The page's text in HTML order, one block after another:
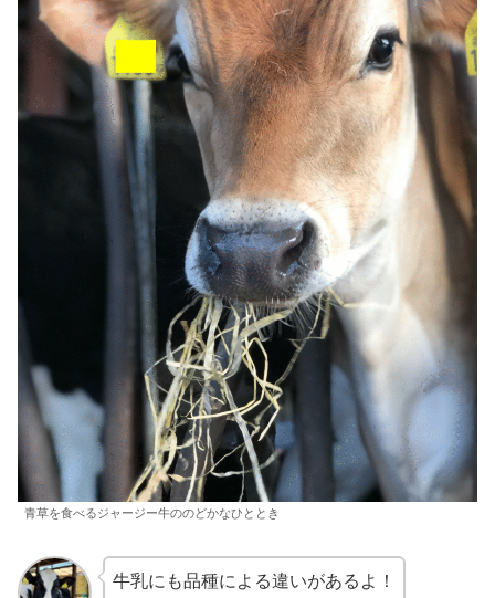
青草を食べるジャージー牛ののどかなひととき
牛乳にも品種による違いがあるよ！